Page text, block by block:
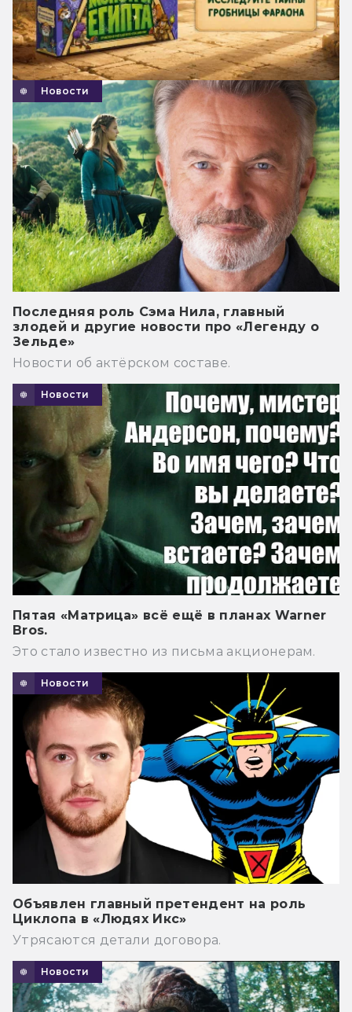
Новости
Последняя роль Сэма Нила, главный
злодей и другие новости про «Легенду о
Зельде»
Новости об актёрском составе.
Новости
Пятая «Матрица» всё ещё в планах Warner
Bros.
Это стало известно из письма акционерам.
Новости
Объявлен главный претендент на роль
Циклопа в «Людях Икс»
Утрясаются детали договора.
Новости